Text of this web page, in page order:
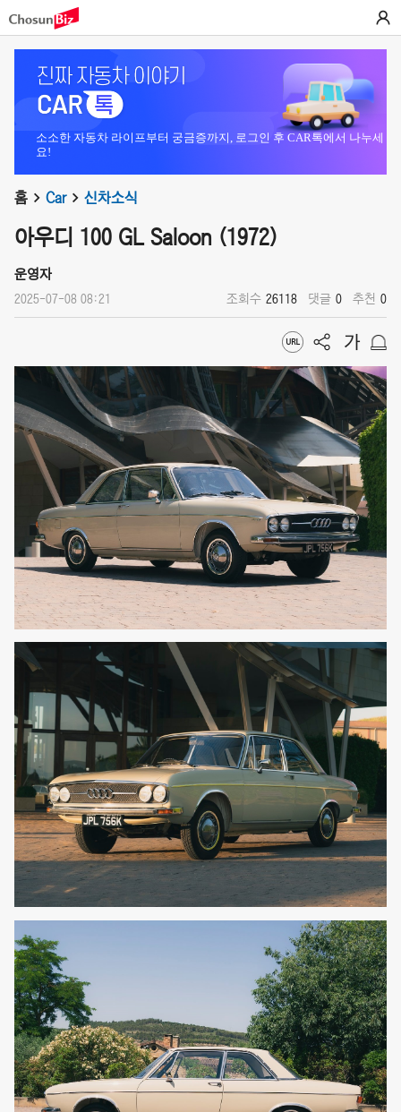
소소한 자동차 라이프부터 궁금증까지, 로그인 후 CAR톡에서 나누세
요!
홈 Car 신차소식
아우디 100 GL Saloon (1972)
운영자
2025-07-08 08:21 조회수 26118 댓글 0 추천 0